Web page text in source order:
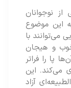
نوجوانان
این موضوع
می‌توانند با
خوب و هیجان
پا را فراتر
می‌کند. این
آزاد